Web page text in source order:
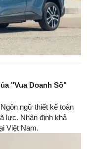
"Vua Doanh Số"
ngữ thiết kế toàn
lực. Nhận định khả
Việt Nam.